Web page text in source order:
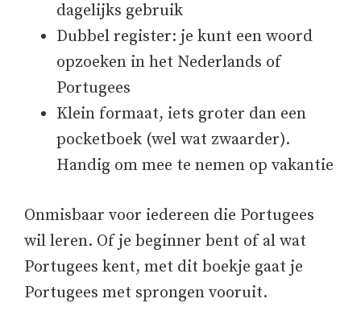
dagelijks gebruik
Dubbel register: je kunt een woord
opzoeken in het Nederlands of
Portugees
Klein formaat, iets groter dan een
pocketboek (wel wat zwaarder).
Handig om mee te nemen op vakantie
Onmisbaar voor iedereen die Portugees
wil leren. Of je beginner bent of al wat
Portugees kent, met dit boekje gaat je
Portugees met sprongen vooruit.